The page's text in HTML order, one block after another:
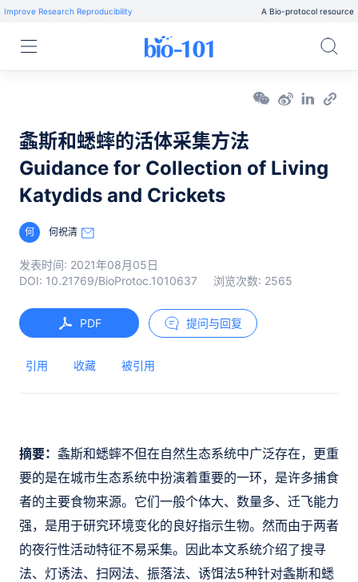
Improve Research Reproducibility A Bio-protocol resource
螽斯和蟋蟀的活体采集方法
Guidance for Collection of Living
Katydids and Crickets
何 何祝清
发表时间: 2021年08月05日
DOI: 10.21769/BioProtoc.1010637 浏览次数: 2565
PDF 提问与回复
引用 收藏 被引用
摘要： 螽斯和蟋蟀不但在自然生态系统中广泛存在，更重
要的是在城市生态系统中扮演着重要的一环，是许多捕食
者的主要食物来源。它们一般个体大、数量多、迁飞能力
强，是用于研究环境变化的良好指示生物。然而由于两者
的夜行性活动特征不易采集。因此本文系统介绍了搜寻
法、灯诱法、扫网法、振落法、诱饵法5种针对螽斯和蟋